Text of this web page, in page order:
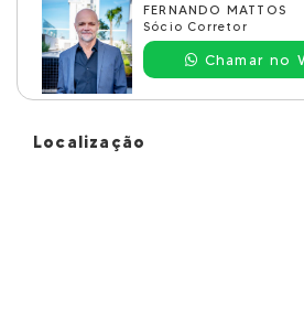
FERNANDO MATTOS
Sócio Corretor
Chamar no
Localização